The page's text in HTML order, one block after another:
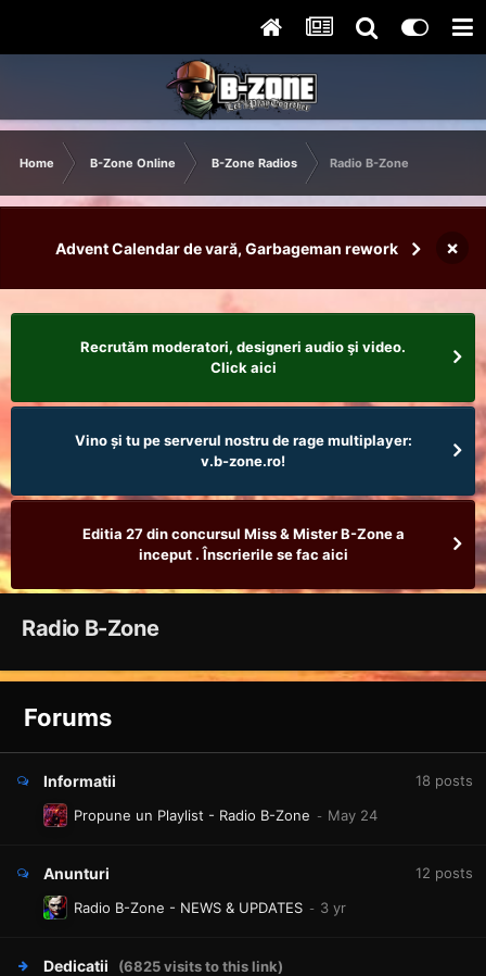
Home B-Zone Online B-Zone Radios Radio B-Zone
Advent Calendar de vară, Garbageman rework ×
Recrutăm moderatori, designeri audio şi video.
Click aici
Vino și tu pe serverul nostru de rage multiplayer:
v.b-zone.ro!
Editia 27 din concursul Miss & Mister B-Zone a
inceput . Înscrierile se fac aici
Radio B-Zone
Forums
Informatii 18 posts
Propune un Playlist - Radio B-Zone
Anunturi 12 posts
Radio B-Zone - NEWS & UPDATES
Dedicatii (6825 visits to this link)